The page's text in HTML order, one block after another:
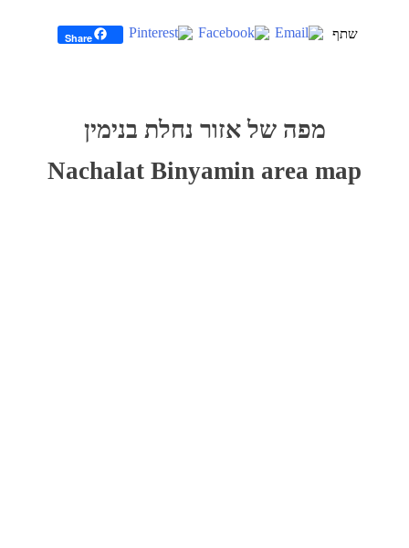
Share
מפה של אזור נחלת בנימין
Nachalat Binyamin area map